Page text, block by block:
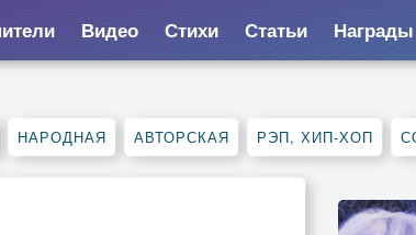
Видео Стихи Статьи Награды
НАРОДНАЯ АВТОРСКАЯ РЭП, ХИП-ХОП